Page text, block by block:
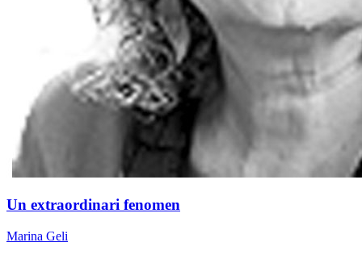
Un extraordinari fenomen
Marina Geli